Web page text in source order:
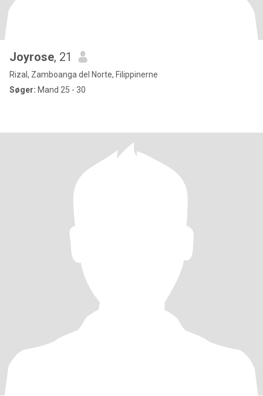
Joyrose, 21
Rizal, Zamboanga del Norte, Filippinerne
Søger: Mand 25 - 30